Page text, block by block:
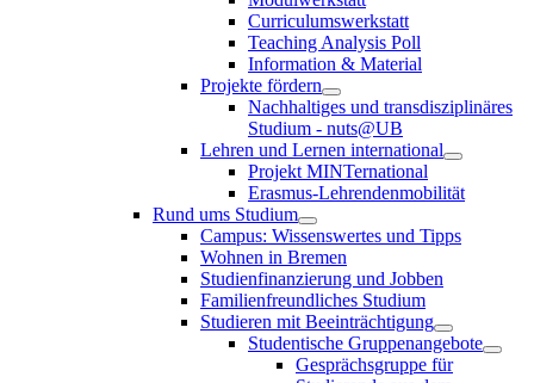
Curriculumswerkstatt
Teaching Analysis Poll
Information & Material
Projekte fördern
Nachhaltiges und transdisziplinäres
Studium - nuts@UB
Lehren und Lernen international
Projekt MINTernational
Erasmus-Lehrendenmobilität
Rund ums Studium
Campus: Wissenswertes und Tipps
Wohnen in Bremen
Studienfinanzierung und Jobben
Familienfreundliches Studium
Studieren mit Beeinträchtigung
Studentische Gruppenangebote
Gesprächsgruppe für